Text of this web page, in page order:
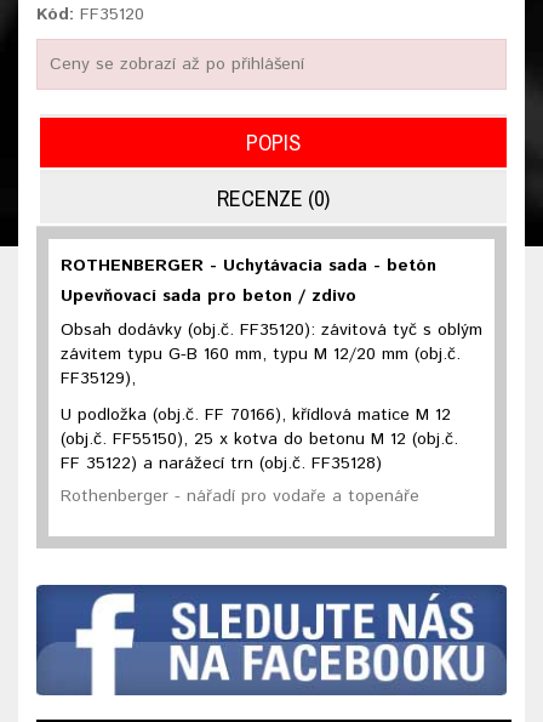
Kód: FF35120
Ceny se zobrazí až po přihlášení
POPIS
RECENZE (0)
ROTHENBERGER - Uchytávacia sada - betón
Upevňovací sada pro beton / zdivo
Obsah dodávky (obj.č. FF35120): závitová tyč s oblým
závitem typu G-B 160 mm, typu M 12/20 mm (obj.č.
FF35129),
U podložka (obj.č. FF 70166), křídlová matice M 12
(obj.č. FF55150), 25 x kotva do betonu M 12 (obj.č.
FF 35122) a narážecí trn (obj.č. FF35128)
Rothenberger - nářadí pro vodaře a topenáře